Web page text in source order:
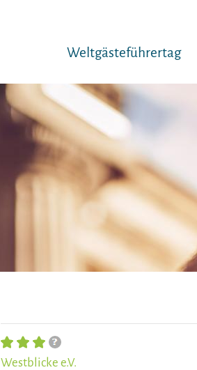
Weltgäst­eführertag
Westblicke e.V.